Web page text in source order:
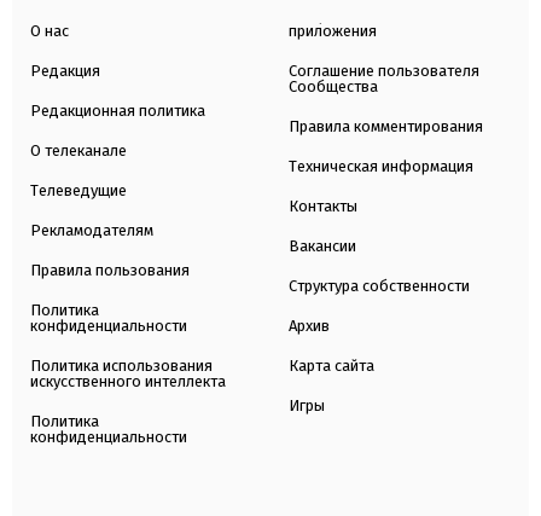
О нас
Редакция
Редакционная политика
О телеканале
Телеведущие
Рекламодателям
Правила пользования
Политика
конфиденциальности
Политика использования
искусственного интеллекта
Политика
конфиденциальности
приложения
Соглашение пользователя
Сообщества
Правила комментирования
Техническая информация
Контакты
Вакансии
Структура собственности
Архив
Карта сайта
Игры